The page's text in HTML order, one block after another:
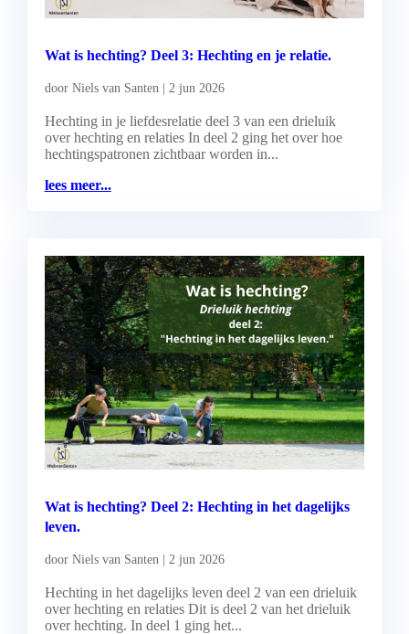
Wat is hechting? Deel 3: Hechting en je relatie.
door Niels van Santen 2 jun 2026
Hechting in je liefdesrelatie deel 3 van een drieluik
over hechting en relaties In deel 2 ging het over hoe
hechtingspatronen zichtbaar worden in...
lees meer...
Wat is hechting? Deel 2: Hechting in het dagelijks
leven.
door Niels van Santen 2 jun 2026
Hechting in het dagelijks leven deel 2 van een drieluik
over hechting en relaties Dit is deel 2 van het drieluik
over hechting. In deel 1 ging het...